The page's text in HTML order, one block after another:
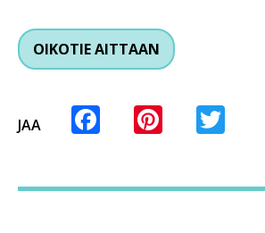
OIKOTIE AITTAAN
JAA Facebook
Pinterest